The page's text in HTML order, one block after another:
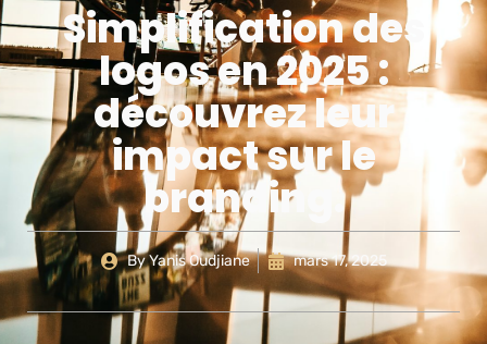
Simplification des
logos en 2025 :
découvrez leur
impact sur le
branding.
ByYanis Oudjiane mars 17, 2025